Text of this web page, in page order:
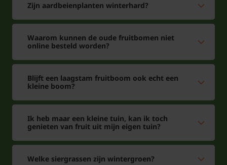
Zijn aardbeienplanten winterhard?
Waarom kunnen de oude fruitbomen niet
online besteld worden?
Blijft een laagstam fruitboom ook echt een
kleine boom?
Ik heb maar een kleine tuin, kan ik toch
genieten van fruit uit mijn eigen tuin?
Welke siergrassen zijn wintergroen?